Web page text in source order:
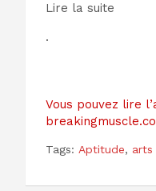
Lire la suite
.
Vous pouvez lire
Tags: Aptitude, arts